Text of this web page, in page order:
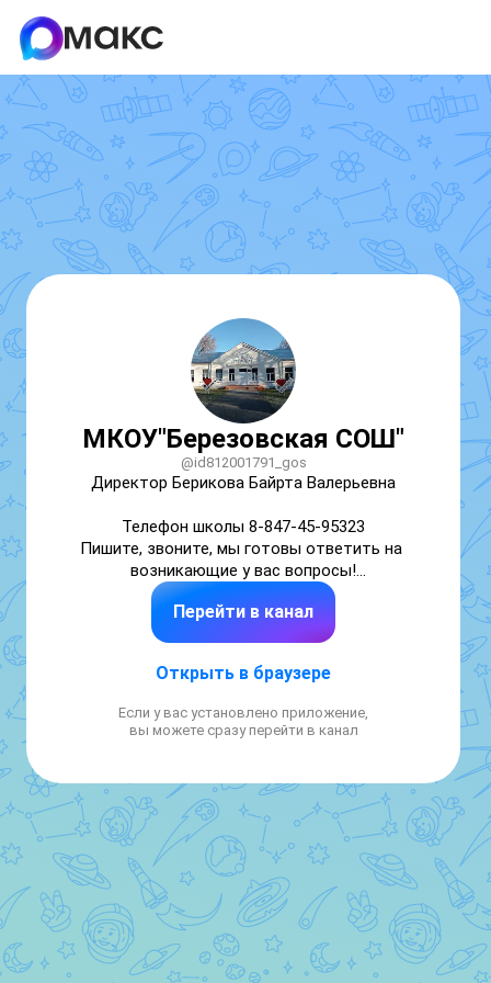
МКОУ"Березовская СОШ"
@id812001791_gos
Директор Берикова Байрта Валерьевна
Телефон школы 8-847-45-95323
Пишите, звоните, мы готовы ответить на
возникающие у вас вопросы!
О жизни школы и учебе. Для учеников, их
родителей, учителей, выпускников и всех
Перейти в канал
Открыть в браузере
Если у вас установлено приложение,
вы можете сразу перейти в канал